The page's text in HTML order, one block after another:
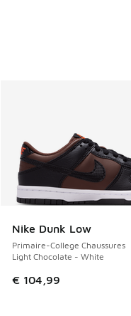
Nike Dunk Low
Primaire-College Chaussures
Light Chocolate - White
€ 104,99